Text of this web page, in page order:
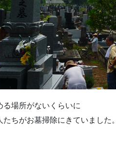
る場所がないくらいに
たちがお墓掃除にきていました。